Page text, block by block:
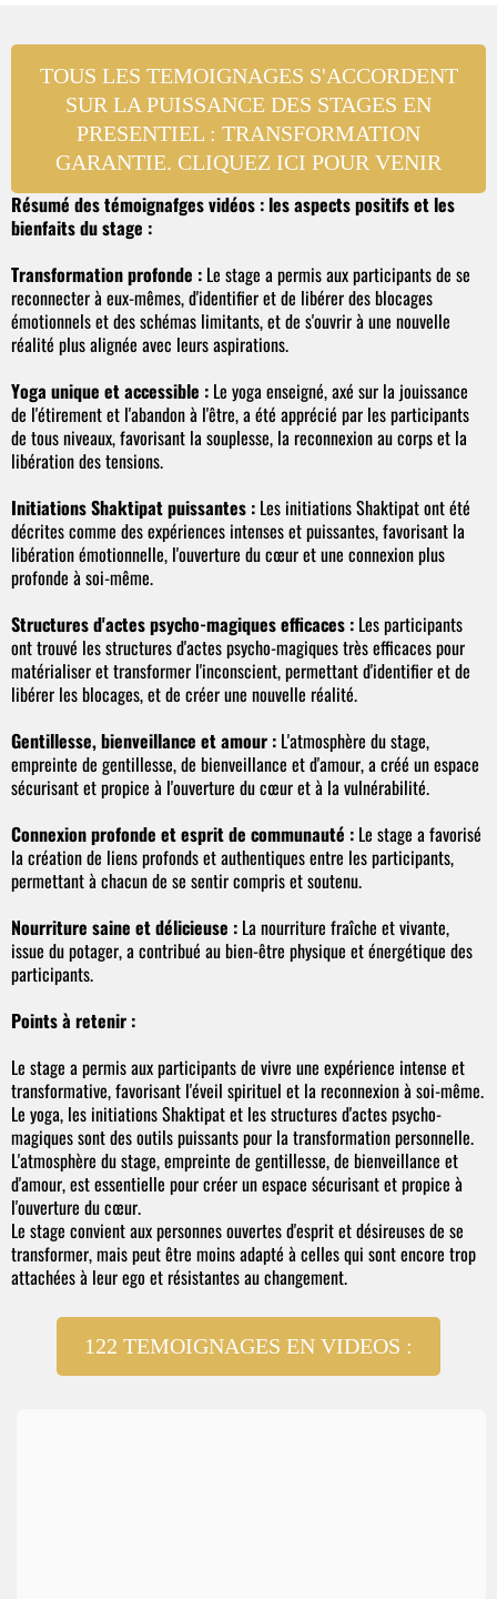
TOUS LES TEMOIGNAGES S'ACCORDENT
SUR LA PUISSANCE DES STAGES EN
PRESENTIEL : TRANSFORMATION
GARANTIE. CLIQUEZ ICI POUR VENIR
Résumé des témoignafges vidéos : les aspects positifs et les
bienfaits du stage :
Transformation profonde : Le stage a permis aux participants de se
reconnecter à eux-mêmes, d'identifier et de libérer des blocages
émotionnels et des schémas limitants, et de s'ouvrir à une nouvelle
réalité plus alignée avec leurs aspirations.
Yoga unique et accessible : Le yoga enseigné, axé sur la jouissance
de l'étirement et l'abandon à l'être, a été apprécié par les participants
de tous niveaux, favorisant la souplesse, la reconnexion au corps et la
libération des tensions.
Initiations Shaktipat puissantes : Les initiations Shaktipat ont été
décrites comme des expériences intenses et puissantes, favorisant la
libération émotionnelle, l'ouverture du cœur et une connexion plus
profonde à soi-même.
Structures d'actes psycho-magiques efficaces : Les participants
ont trouvé les structures d'actes psycho-magiques très efficaces pour
matérialiser et transformer l'inconscient, permettant d'identifier et de
libérer les blocages, et de créer une nouvelle réalité.
Gentillesse, bienveillance et amour : L'atmosphère du stage,
empreinte de gentillesse, de bienveillance et d'amour, a créé un espace
sécurisant et propice à l'ouverture du cœur et à la vulnérabilité.
Connexion profonde et esprit de communauté : Le stage a favorisé
la création de liens profonds et authentiques entre les participants,
permettant à chacun de se sentir compris et soutenu.
Nourriture saine et délicieuse : La nourriture fraîche et vivante,
issue du potager, a contribué au bien-être physique et énergétique des
participants.
Points à retenir :
Le stage a permis aux participants de vivre une expérience intense et
transformative, favorisant l'éveil spirituel et la reconnexion à soi-même.
Le yoga, les initiations Shaktipat et les structures d'actes psycho-
magiques sont des outils puissants pour la transformation personnelle.
L'atmosphère du stage, empreinte de gentillesse, de bienveillance et
d'amour, est essentielle pour créer un espace sécurisant et propice à
l'ouverture du cœur.
Le stage convient aux personnes ouvertes d'esprit et désireuses de se
transformer, mais peut être moins adapté à celles qui sont encore trop
attachées à leur ego et résistantes au changement.
122 TEMOIGNAGES EN VIDEOS :